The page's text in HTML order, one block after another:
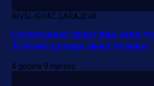
Više vijesti
BIVŠI IGRAČ SARAJEVA
LEGENDARNI 'ZEKO' IMA NOVI
Turković postaje skaut Osijeka!
4 godina 9 mjesec